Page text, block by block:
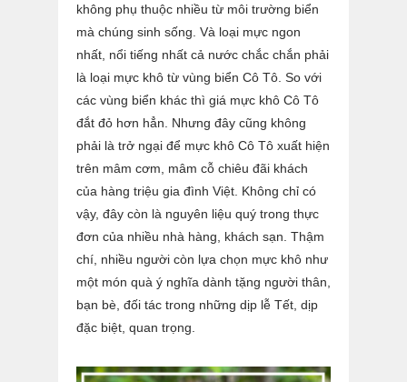
không phụ thuộc nhiều từ môi trường biển
mà chúng sinh sống. Và loại mực ngon
nhất, nổi tiếng nhất cả nước chắc chắn phải
là loại mực khô từ vùng biển Cô Tô. So với
các vùng biển khác thì giá mực khô Cô Tô
đắt đỏ hơn hẳn. Nhưng đây cũng không
phải là trở ngại để mực khô Cô Tô xuất hiện
trên mâm cơm, mâm cỗ chiêu đãi khách
của hàng triệu gia đình Việt. Không chỉ có
vậy, đây còn là nguyên liệu quý trong thực
đơn của nhiều nhà hàng, khách sạn. Thậm
chí, nhiều người còn lựa chọn mực khô như
một món quà ý nghĩa dành tặng người thân,
bạn bè, đối tác trong những dịp lễ Tết, dịp
đặc biệt, quan trọng.